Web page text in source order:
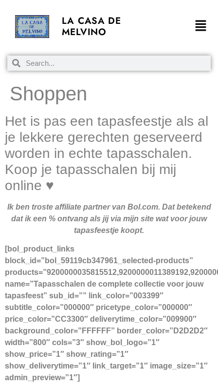
LA CASA DE
MELVINO
Shoppen
Het is pas een tapasfeestje als al
je lekkere gerechten geserveerd
worden in echte tapasschalen.
Koop je tapasschalen bij mij
online ♥
Ik ben troste affiliate partner van Bol.com. Dat betekend
dat ik een % ontvang als jij via mijn site wat voor jouw
tapasfeestje koopt.
[bol_product_links
block_id=”bol_59119cb347961_selected-products”
name=”Tapasschalen de complete collectie voor jouw
tapasfeest” sub_id=”” link_color=”003399″
subtitle_color=”000000″ pricetype_color=”000000″
price_color=”CC3300″ deliverytime_color=”009900″
background_color=”FFFFFF” border_color=”D2D2D2″
width=”800″ cols=”3″ show_bol_logo=”1″
show_price=”1″ show_rating=”1″
show_deliverytime=”1″ link_target=”1″ image_size=”1″
admin_preview=”1″]